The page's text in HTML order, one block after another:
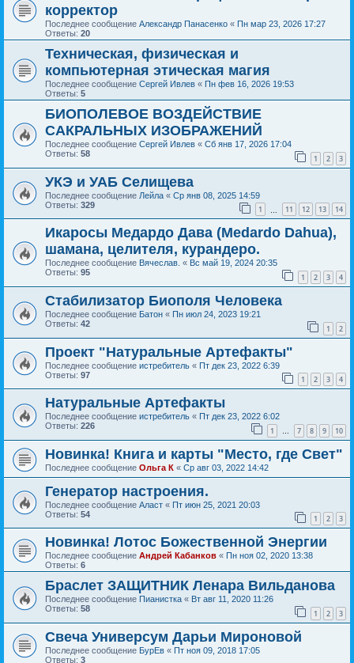
корректор
Последнее сообщение Александр Панасенко « Пн мар 23, 2026 17:27
Ответы: 20
Техническая, физическая и
компьютерная этическая магия
Последнее сообщение Сергей Ивлев « Пн фев 16, 2026 19:53
Ответы: 5
БИОПОЛЕВОЕ ВОЗДЕЙСТВИЕ
САКРАЛЬНЫХ ИЗОБРАЖЕНИЙ
Последнее сообщение Сергей Ивлев « Сб янв 17, 2026 17:04
Ответы: 58 1 2 3
УКЭ и УАБ Селищева
Последнее сообщение Лейла « Ср янв 08, 2025 14:59
Ответы: 329 1 11 12 13 14
Икаросы Медардо Дава (Medardo Dahua),
шамана, целителя, курандеро.
Последнее сообщение Вячеслав. « Вс май 19, 2024 20:35
Ответы: 95 1 2 3 4
Стабилизатор Биополя Человека
Последнее сообщение Батон « Пн июл 24, 2023 19:21
Ответы: 42 1 2
Проект "Натуральные Артефакты"
Последнее сообщение истребитель « Пт дек 23, 2022 6:39
Ответы: 97 1 2 3 4
Натуральные Артефакты
Последнее сообщение истребитель « Пт дек 23, 2022 6:02
Ответы: 226 1 … 7 8 9 10
Новинка! Книга и карты "Место, где Свет"
Последнее сообщение Ольга К « Ср авг 03, 2022 14:42
Генератор настроения.
Последнее сообщение Аласт « Пт июн 25, 2021 20:03
Ответы: 54 1 2 3
Новинка! Лотос Божественной Энергии
Последнее сообщение Андрей Кабанков « Пн ноя 02, 2020 13:38
Ответы: 6
Браслет ЗАЩИТНИК Ленара Вильданова
Последнее сообщение Пианистка « Вт авг 11, 2020 11:26
Ответы: 58 1 2 3
Свеча Универсум Дарьи Мироновой
Последнее сообщение БурЕв « Пт ноя 09, 2018 17:05
Ответы: 3